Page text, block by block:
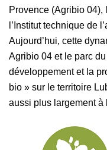
Provence (Agribio 04),
l’Institut technique de
Aujourd’hui, cette
Agribio 04 et le parc
développement et la
bio » sur le territoire
aussi plus largement à